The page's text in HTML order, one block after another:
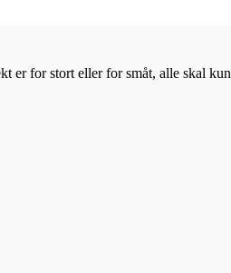
er for stort eller for småt, alle skal